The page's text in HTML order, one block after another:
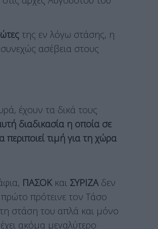
της εν λόγω στάσης, η
ασέβεια στους
έχουν τα δικά τους
διαδικασία η οποία σε
περιποιεί τιμή για τη χώρα
ΠΑΣΟΚ και ΣΥΡΙΖΑ δεν
πρότεινε τον Τάσο
στάση του απλά και μόνο
ακόμα μεγαλύτερο